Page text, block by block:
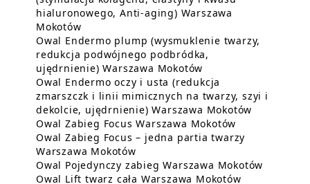
hialuronowego, Anti-aging) Warszawa
MokotówDowiedz się więcej o Owal Endermo
Owal Endermo plump (wysmuklenie twarzy,
redukcja podwójnego podbródka,
ujędrnienie) Warszawa Mokotów
Owal Endermo oczy i usta (redukcja
zmarszczk i linii mimicznych na twarzy, szyi i
dekolcie, ujędrnienie) Warszawa Mokotów
Owal Zabieg Focus Warszawa Mokotów
Owal Zabieg Focus – jedna partia twarzy
Warszawa MokotówDowiedz się więcej o Owal
Owal Pojedynczy zabieg Warszawa Mokotów
Owal Lift twarz cała Warszawa MokotówDowiedz się